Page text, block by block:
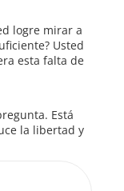
logre mirar a
Usted
esta falta de
Está
la libertad y